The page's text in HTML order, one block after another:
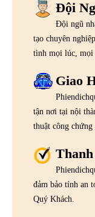
Đội
Đội ngũ
tạo chuyên
tình mọi lúc, mọi
Giao
tận nơi tại nội
thuật công
đảm bảo tính an
Quý Khách.